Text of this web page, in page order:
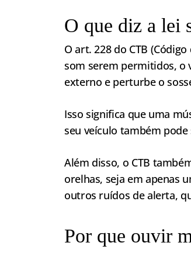
O que diz a lei
O art. 228 do CTB
som serem permitidos, o
externo e perturbe o
Isso significa que uma
seu veículo também
Além disso, o CTB
orelhas, seja em apenas
outros ruídos de alerta,
Por que ouvir